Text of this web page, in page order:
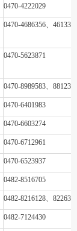
0470-4222029
0470-4686356、
0470-5623871
0470-8989583、
0470-6401983
0470-6603274
0470-6712961
0470-6523937
0482-8516705
0482-8216128、
0482-7124430